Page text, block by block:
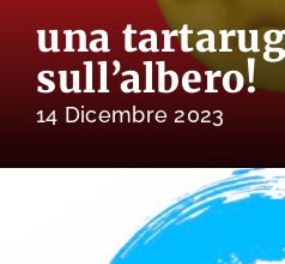
una
sull’albero!
14 Dicembre 2023